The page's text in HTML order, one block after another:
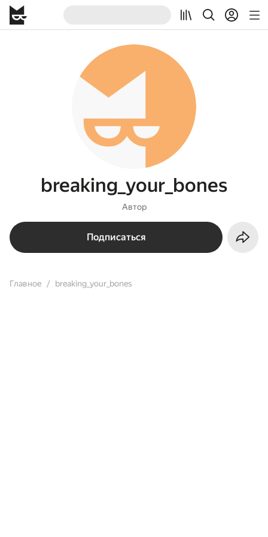
breaking_your_bones
Автор
Подписаться
Главное breaking_your_bones